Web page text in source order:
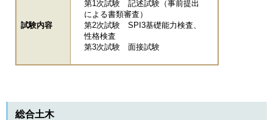
試験内容
第1次試験 記述試験（事前提出
による書類審査）
第2次試験 SPI3基礎能力検査、
性格検査
第3次試験 面接試験
総合土木